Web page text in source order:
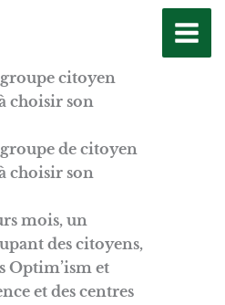
citoyen
choisir son
de citoyen
choisir son
mois, un
des citoyens,
Optim’ism et
et des centres